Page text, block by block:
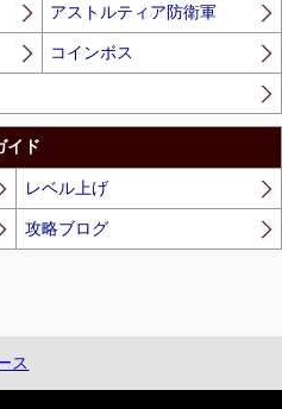
アストルティア防衛軍
コインボス
イド
レベル上げ
攻略ブログ
ス